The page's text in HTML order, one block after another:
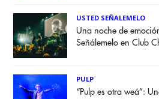
USTED SEÑALEMELO
Una noche de
Señálemelo en Club
PULP
“Pulp es otra weá”: